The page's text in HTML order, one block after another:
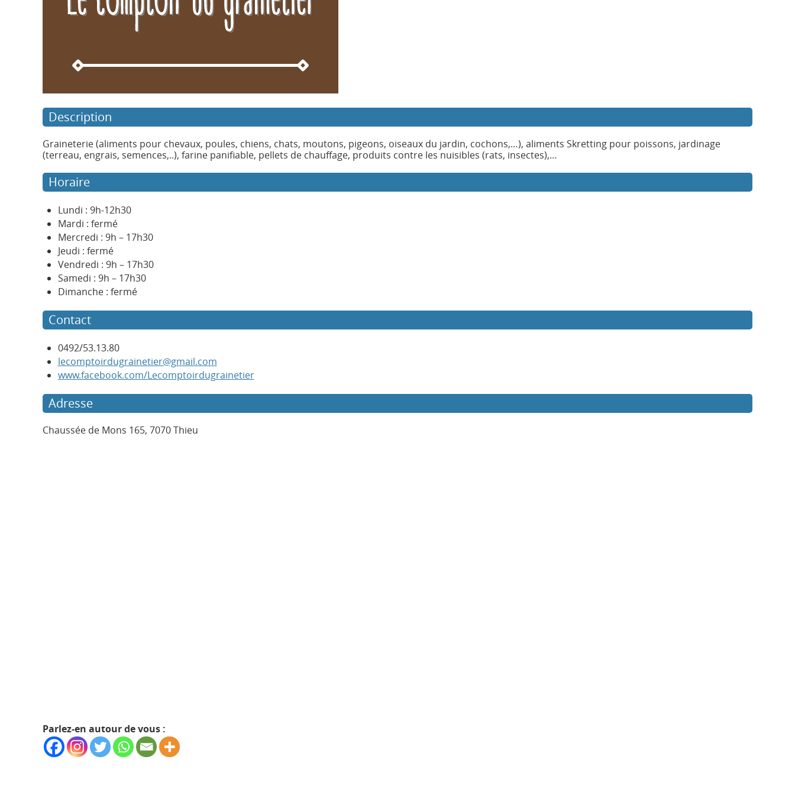
Description
Graineterie (aliments pour chevaux, poules, chiens, chats, moutons, pigeons, oiseaux du jardin, cochons,…), aliments Skretting pour poissons, jardinage
(terreau, engrais, semences,..), farine panifiable, pellets de chauffage, produits contre les nuisibles (rats, insectes),…
Horaire
Lundi : 9h-12h30
Mardi : fermé
Mercredi : 9h – 17h30
Jeudi : fermé
Vendredi : 9h – 17h30
Samedi : 9h – 17h30
Dimanche : fermé
Contact
0492/53.13.80
lecomptoirdugrainetier@gmail.com
www.facebook.com/Lecomptoirdugrainetier
Adresse
Chaussée de Mons 165, 7070 Thieu
Parlez-en autour de vous :